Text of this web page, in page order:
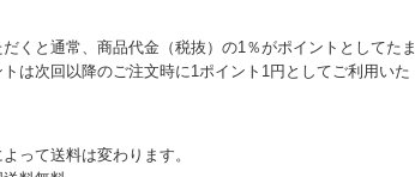
くと通常、商品代金（税抜）の1％がポイントとしてたま
は次回以降のご注文時に1ポイント1円としてご利用いた
って送料は変わります。